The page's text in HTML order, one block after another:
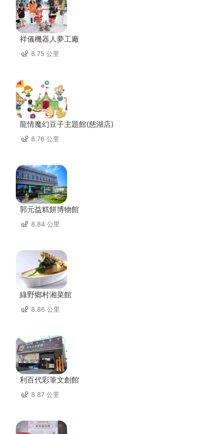
祥儀機器人夢工廠
8.75 公里
龍情魔幻豆子主題館(慈湖店)
8.76 公里
郭元益糕餅博物館
8.84 公里
綠野鄉村湘菜館
8.86 公里
利百代彩筆文創館
8.87 公里